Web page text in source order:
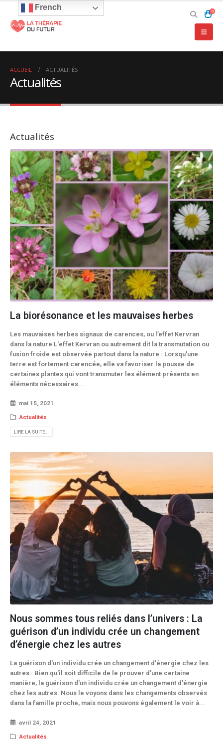
0
ACCUEIL ACTUALITÉS
Actualités
Actualités
La biorésonance et les mauvaises herbes
Les mauvaises herbes signaux de carences, ou l’effet Kervran
dans la nature L'effet Kervran ou autrement dit la transmutation ou
fusion froide est observée partout dans la nature : Lorsqu'une
terre est fortement carencée, elle va favoriser la pousse de
certaines plantes qui vont transmuter les élément présents en
éléments nécessaires...
mai 15, 2021
Actualités
LIRE LA SUITE...
Nous sommes tous reliés dans l’univers : La
guérison d’un individu crée un changement
d’énergie chez les autres
La guérison d'un individu crée un changement d'énergie chez les
autres : Bien qu'il soit difficile de le prouver d'une certaine
manière, la guérison d'un individu crée un changement d'énergie
chez les autres. Nous le voyons dans les changements observés
dans la famille proche, mais nous pouvons également le voir à...
avril 24, 2021
Actualités
French